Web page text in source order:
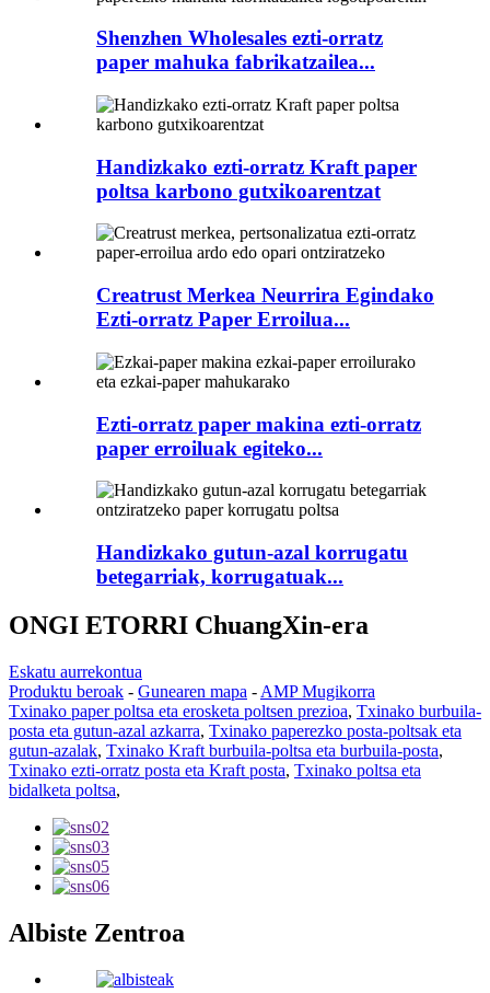
Shenzhen Wholesales ezti-orratz
paper mahuka fabrikatzailea...
Handizkako ezti-orratz Kraft paper
poltsa karbono gutxikoarentzat
Creatrust Merkea Neurrira Egindako
Ezti-orratz Paper Erroilua...
Ezti-orratz paper makina ezti-orratz
paper erroiluak egiteko...
Handizkako gutun-azal korrugatu
betegarriak, korrugatuak...
ONGI ETORRI ChuangXin-era
Eskatu aurrekontua
Produktu beroak - Gunearen mapa - AMP Mugikorra
Txinako paper poltsa eta erosketa poltsen prezioa, Txinako burbuila-
posta eta gutun-azal azkarra, Txinako paperezko posta-poltsak eta
gutun-azalak, Txinako Kraft burbuila-poltsa eta burbuila-posta,
Txinako ezti-orratz posta eta Kraft posta, Txinako poltsa eta
bidalketa poltsa,
Albiste Zentroa